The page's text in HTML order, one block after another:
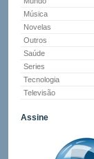
Música
Novelas
Outros
Saúde
Series
Tecnologia
Televisão
Assine